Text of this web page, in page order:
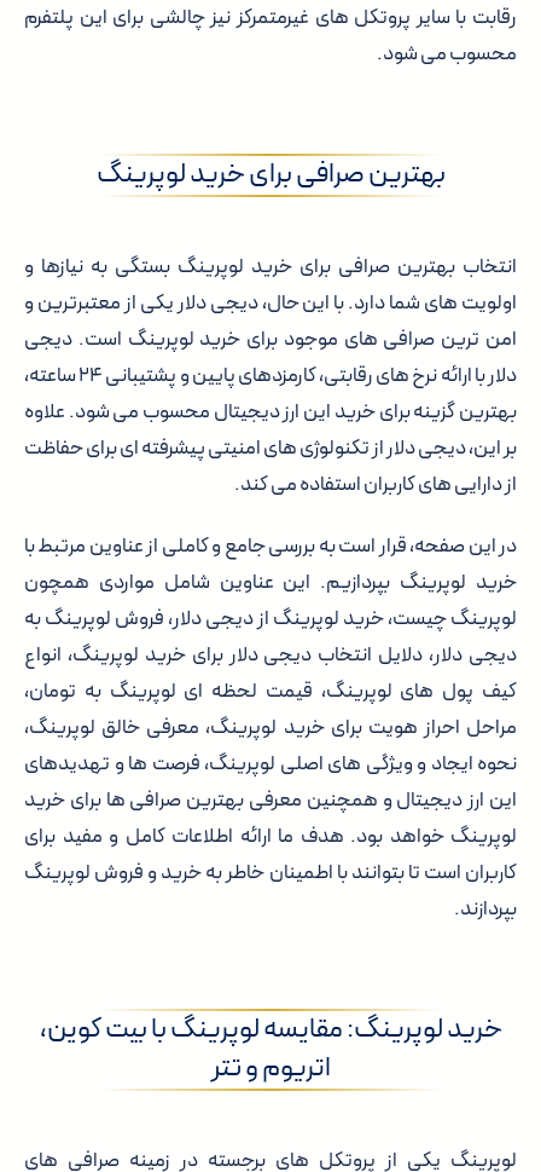
رقابت با سایر پروتکل های غیرمتمرکز نیز چالشی برای این پلتفرم
محسوب می شود.
بهترین صرافی برای خرید لوپرینگ
انتخاب بهترین صرافی برای خرید لوپرینگ بستگی به نیازها و
اولویت های شما دارد. با این حال، دیجی دلار یکی از معتبرترین و
امن ترین صرافی های موجود برای خرید لوپرینگ است. دیجی
دلار با ارائه نرخ های رقابتی، کارمزدهای پایین و پشتیبانی ۲۴ ساعته،
بهترین گزینه برای خرید این ارز دیجیتال محسوب می شود. علاوه
بر این، دیجی دلار از تکنولوژی های امنیتی پیشرفته ای برای حفاظت
از دارایی های کاربران استفاده می کند.
در این صفحه، قرار است به بررسی جامع و کاملی از عناوین مرتبط با
خرید لوپرینگ بپردازیم. این عناوین شامل مواردی همچون
لوپرینگ چیست، خرید لوپرینگ از دیجی دلار، فروش لوپرینگ به
دیجی دلار، دلایل انتخاب دیجی دلار برای خرید لوپرینگ، انواع
کیف پول های لوپرینگ، قیمت لحظه ای لوپرینگ به تومان،
مراحل احراز هویت برای خرید لوپرینگ، معرفی خالق لوپرینگ،
نحوه ایجاد و ویژگی های اصلی لوپرینگ، فرصت ها و تهدیدهای
این ارز دیجیتال و همچنین معرفی بهترین صرافی ها برای خرید
لوپرینگ خواهد بود. هدف ما ارائه اطلاعات کامل و مفید برای
کاربران است تا بتوانند با اطمینان خاطر به خرید و فروش لوپرینگ
بپردازند.
خرید لوپرینگ: مقایسه لوپرینگ با بیت کوین،
اتریوم و تتر
لوپرینگ یکی از پروتکل های برجسته در زمینه صرافی های